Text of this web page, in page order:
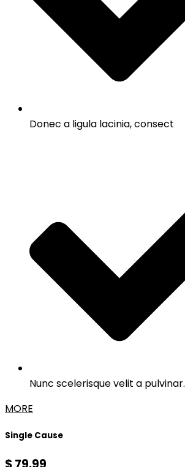
Donec a ligula lacinia, consect
Nunc scelerisque velit a pulvinar.
MORE
Single Cause